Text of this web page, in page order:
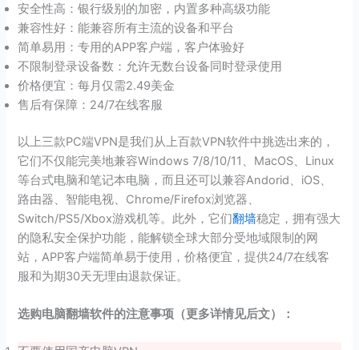
安全性高：银行级别的加密，内置多种高级功能
兼容性好：能兼容所有主流的设备和平台
简单易用：专用的APP客户端，客户体验好
不限制登录设备数：允许无数台设备同时登录使用
价格便宜：每月仅需2.49美金
售后有保障：24/7在线客服
以上三款PC端VPN是我们从上百款VPN软件中挑选出来的，
它们不仅能完美地兼容Windows 7/8/10/11、MacOS、Linux
等台式电脑和笔记本电脑，而且还可以兼容Andorid、iOS、
路由器、智能电视、Chrome/Firefox浏览器、
Switch/PS5/Xbox游戏机等。此外，它们翻墙稳定，拥有强大
的隐私安全保护功能，能解锁全球大部分受地域限制的网
站，APP客户端简单易于使用，价格便宜，提供24/7在线客
服和为期30天无理由退款保证。
选购电脑翻墙软件的注意事项（更多详情见后文）：